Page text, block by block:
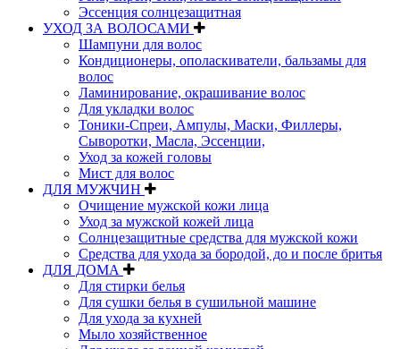
Эссенция солнцезащитная
УХОД ЗА ВОЛОСАМИ
Шампуни для волос
Кондиционеры, ополаскиватели, бальзамы для
волос
Ламинирование, окрашивание волос
Для укладки волос
Тоники-Спреи, Ампулы, Маски, Филлеры,
Сыворотки, Масла, Эссенции,
Уход за кожей головы
Мист для волос
ДЛЯ МУЖЧИН
Очищение мужской кожи лица
Уход за мужской кожей лица
Солнцезащитные средства для мужской кожи
Средства для ухода за бородой, до и после бритья
ДЛЯ ДОМА
Для стирки белья
Для сушки белья в сушильной машине
Для ухода за кухней
Мыло хозяйственное